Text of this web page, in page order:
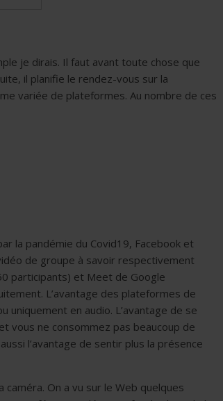
je dirais. Il faut avant toute chose que
il planifie le rendez-vous sur la
variée de plateformes. Au nombre de ces
la pandémie du Covid19, Facebook et
de groupe à savoir respectivement
participants) et Meet de Google
L’avantage des plateformes de
uniquement en audio. L’avantage de se
vous ne consommez pas beaucoup de
l’avantage de sentir plus la présence
On a vu sur le Web quelques